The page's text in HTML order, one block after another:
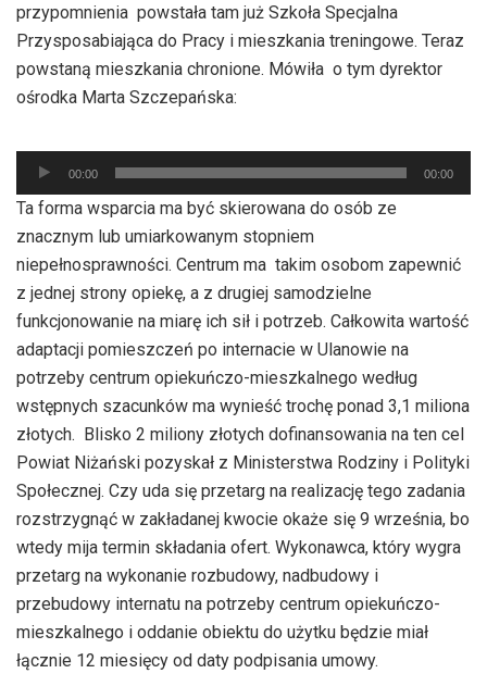
przypomnienia powstała tam już Szkoła Specjalna
Przysposabiająca do Pracy i mieszkania treningowe. Teraz
powstaną mieszkania chronione. Mówiła o tym dyrektor
ośrodka Marta Szczepańska:
Odtwarzacz
plików
dźwiękowych
00:00 00:00
Ta forma wsparcia ma być skierowana do osób ze
znacznym lub umiarkowanym stopniem
niepełnosprawności. Centrum ma takim osobom zapewnić
z jednej strony opiekę, a z drugiej samodzielne
funkcjonowanie na miarę ich sił i potrzeb. Całkowita wartość
adaptacji pomieszczeń po internacie w Ulanowie na
potrzeby centrum opiekuńczo-mieszkalnego według
wstępnych szacunków ma wynieść trochę ponad 3,1 miliona
złotych. Blisko 2 miliony złotych dofinansowania na ten cel
Powiat Niżański pozyskał z Ministerstwa Rodziny i Polityki
Społecznej. Czy uda się przetarg na realizację tego zadania
rozstrzygnąć w zakładanej kwocie okaże się 9 września, bo
wtedy mija termin składania ofert. Wykonawca, który wygra
przetarg na wykonanie rozbudowy, nadbudowy i
przebudowy internatu na potrzeby centrum opiekuńczo-
mieszkalnego i oddanie obiektu do użytku będzie miał
łącznie 12 miesięcy od daty podpisania umowy.